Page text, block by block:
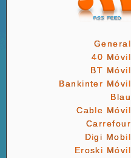
General
40 Móvil
BT Móvil
Bankinter Móvil
Blau
Cable Móvil
Carrefour
Digi Mobil
Eroski Móvil